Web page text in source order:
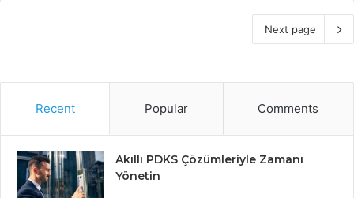
Next page
Recent Popular Comments
Akıllı PDKS Çözümleriyle Zamanı
Yönetin